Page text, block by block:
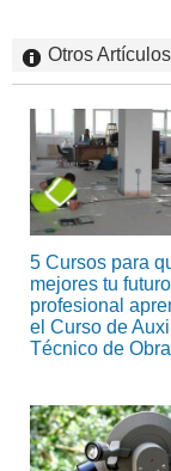
Otros
5 Cursos para
mejores tu
profesional
el Curso de
Técnico de Obra